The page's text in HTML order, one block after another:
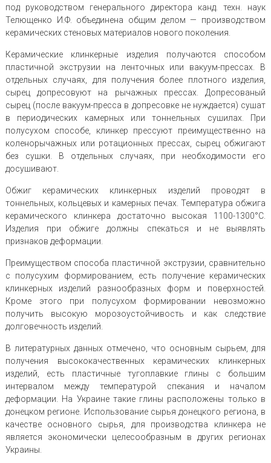
под руководством генерального директора канд. техн. наук
Телющенко И.Ф. объединена общим делом — производством
керамических стеновых материалов нового поколения.
Керамические клинкерные изделия получаются способом
пластичной экструзии на ленточных или вакуум-прессах. В
отдельных случаях, для получения более плотного изделия,
сырец допресовуют на рычажных прессах. Допресованый
сырец (после вакуум-пресса в допресовке не нуждается) сушат
в периодических камерных или тоннельных сушилах. При
полусухом способе, клинкер прессуют преимущественно на
коленорычажных или ротационных прессах, сырец обжигают
без сушки. В отдельных случаях, при необходимости его
досушивают.
Обжиг керамических клинкерных изделий проводят в
тоннельных, кольцевых и камерных печах. Температура обжига
керамического клинкера достаточно высокая 1100-1300°С.
Изделия при обжиге должны спекаться и не выявлять
признаков деформации.
Преимуществом способа пластичной экструзии, сравнительно
с полусухим формированием, есть получение керамических
клинкерных изделий разнообразных форм и поверхностей.
Кроме этого при полусухом формировании невозможно
получить высокую морозоустойчивость и как следствие
долговечность изделий.
В литературных данных отмечено, что основным сырьем, для
получения высококачественных керамических клинкерных
изделий, есть пластичные тугоплавкие глины с большим
интервалом между температурой спекания и началом
деформации. На Украине такие глины расположены только в
донецком регионе. Использование сырья донецкого региона, в
качестве основного сырья, для производства клинкера не
является экономически целесообразным в других регионах
Украины.